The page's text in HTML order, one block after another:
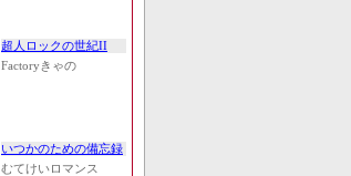
超人ロックの世紀II
Factoryきゃの
いつかのための備忘録
むてけいロマンス